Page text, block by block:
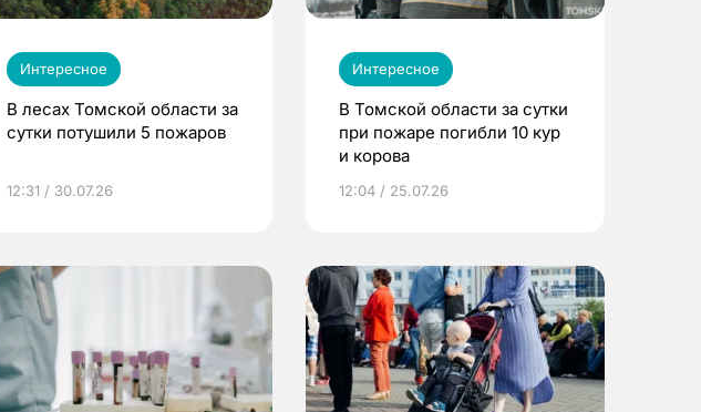
Интересное
В лесах Томской области за
сутки потушили 5 пожаров
12:31 / 30.07.26
Интересное
В Томской области за сутки
при пожаре погибли 10 кур
и корова
12:04 / 25.07.26